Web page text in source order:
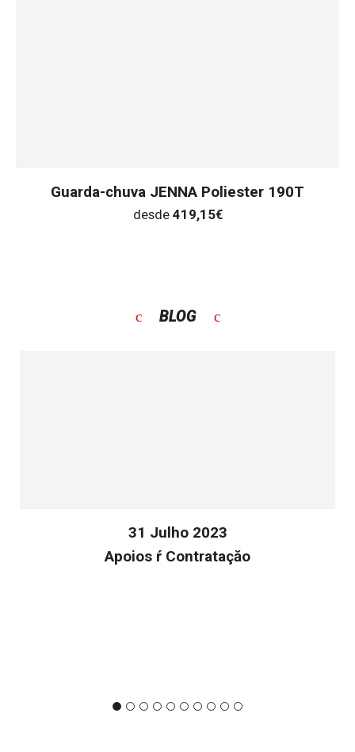
Guarda-chuva JENNA Poliester 190T
desde 419,15€
BLOG
31 Julho 2023
Apoios ŕ Contrataçăo